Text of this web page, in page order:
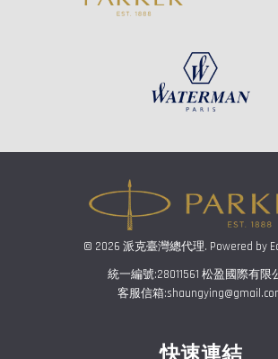
© 2026 派克臺灣總代理. Powered by
統一編號:28011561 松盈國際有限
客服信箱